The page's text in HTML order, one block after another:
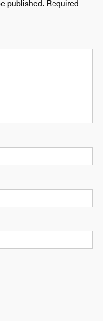
published. Required